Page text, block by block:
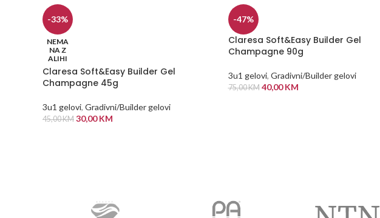
-33%
NEMA
NA Z
ALIHI
Claresa Soft&Easy Builder Gel
Champagne 45g
3u1 gelovi, Gradivni/Builder gelovi
45,00KM 30,00KM
-47%
Claresa Soft&Easy Builder Gel
Champagne 90g
3u1 gelovi, Gradivni/Builder gelovi
75,00KM 40,00KM